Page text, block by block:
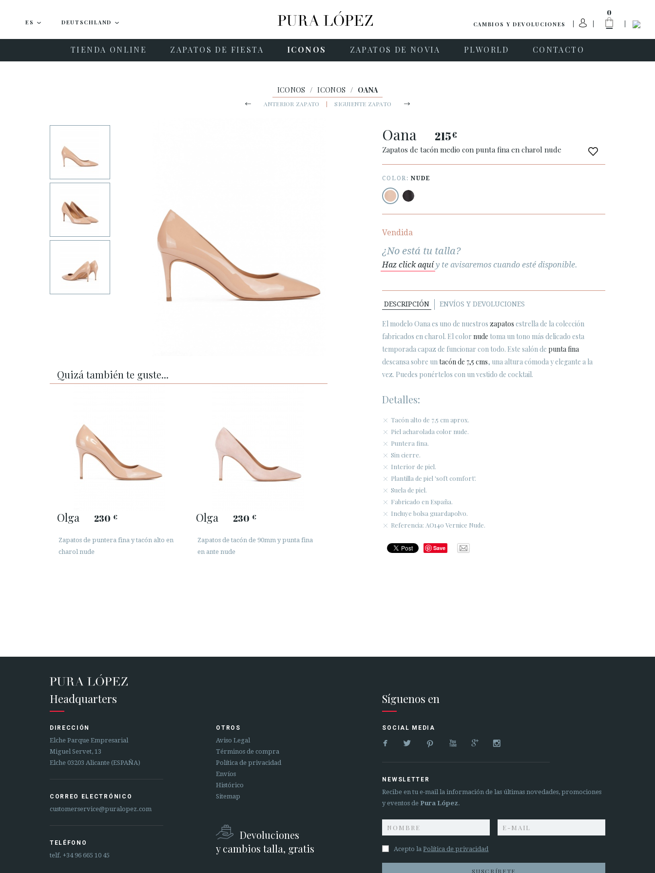
ES DEUTSCHLAND CAMBIOS Y DEVOLUCIONES
0
TIENDA ONLINE ZAPATOS DE FIESTA ICONOS ZAPATOS DE NOVIA PLWORLD CONTACTO
ICONOS / ICONOS / OANA
ANTERIOR ZAPATO | SIGUIENTE ZAPATO
Quizá también te guste...
Olga 230 €
Zapatos de puntera fina y tacón alto en
charol nude
Olga 230 €
Zapatos de tacón de 90mm y punta fina
en ante nude
Oana 215€
Zapatos de tacón medio con punta fina en charol nude
COLOR:NUDE
Vendida
¿No está tu talla?
Haz click aquíy te avisaremos cuando esté disponible.
DESCRIPCIÓN ENVÍOS Y DEVOLUCIONES
El modelo Oana es uno de nuestroszapatos estrella de la colección
fabricados en charol. El colornude toma un tono más delicado esta
temporada capaz de funcionar con todo. Este salón de punta fina
descansa sobre untacón de 7,5 cms, una altura cómoda y elegante a la
vez. Puedes ponértelos con un vestido de cocktail.
Detalles:
Tacón alto de 7,5 cm aprox.
Piel acharolada color nude.
Puntera fina.
Sin cierre.
Interior de piel.
Plantilla de piel 'soft comfort'.
Suela de piel.
Fabricado en España.
Incluye bolsa guardapolvo.
Referencia: AO140 Vernice Nude.
Save
Headquarters
DIRECCIÓN
Elche Parque Empresarial
Miguel Servet, 13
Elche 03203 Alicante (ESPAÑA)
CORREO ELECTRÓNICO
customerservice@puralopez.com
TELÉFONO
telf. +34 96 665 10 45
OTROS
Aviso Legal
Términos de compra
Política de privacidad
Envíos
Histórico
Sitemap
Devoluciones
y cambios talla, gratis
Síguenos en
SOCIAL MEDIA
     
NEWSLETTER
Recibe en tu e-mail la información de las últimas novedades, promociones
y eventos de Pura López.
Acepto laPolítica de privacidad
SUSCRÍBETE